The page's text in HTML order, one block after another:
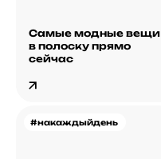
Самые модные вещи
в полоску прямо
сейчас
#накаждыйдень